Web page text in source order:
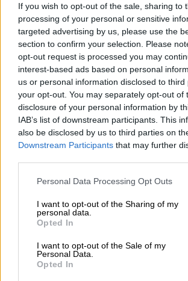
If you wish to opt-out of the sale, sharing to
processing of your personal or sensitive
targeted advertising by us, please use the
section to confirm your selection. Please
opt-out request is processed you may
interest-based ads based on personal
us or personal information disclosed to
your opt-out. You may separately opt-out of
disclosure of your personal information by
IAB’s list of downstream participants. This
also be disclosed by us to third parties on
Downstream Participants that may further
Please note that this website/app uses one
not limited to your visit or usage behaviour.
grant or deny consent to Google and its
use your data for below specified purposes
consent section.
Personal Data Processing Opt Outs
I want to opt-out of the Sharing of my
personal data.
Opted In
I want to opt-out of the Sale of my
Personal Data.
Opted In
Προσθέστε το ΕΘΝΟΣ στη
Απαντήσεις στις απορίες σας
πλατφόρμας τουAirbnbθα
Παρασκευή (14/06) στις 2 μ.μ.,
ethnos.grκαι την ενότητα
Κρανίδης.